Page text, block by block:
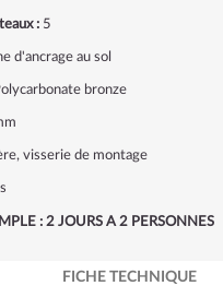
: 5
d'ancrage au sol
bronze
visserie de montage
: 2 JOURS A 2 PERSONNES
FICHE TECHNIQUE